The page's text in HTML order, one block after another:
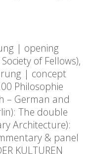
| opening
of Fellows),
| concept
Philosophie
– German and
The double
Architecture):
& panel
KULTUREN